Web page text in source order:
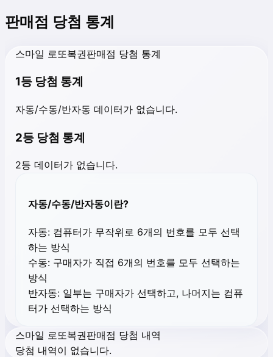
판매점 당첨 통계
스마일 로또복권판매점 당첨 통계
1등 당첨 통계
자동/수동/반자동 데이터가 없습니다.
2등 당첨 통계
2등 데이터가 없습니다.
자동/수동/반자동이란?
자동: 컴퓨터가 무작위로 6개의 번호를 모두 선택
하는 방식
수동: 구매자가 직접 6개의 번호를 모두 선택하는
방식
반자동: 일부는 구매자가 선택하고, 나머지는 컴퓨
터가 선택하는 방식
스마일 로또복권판매점 당첨 내역
당첨 내역이 없습니다.